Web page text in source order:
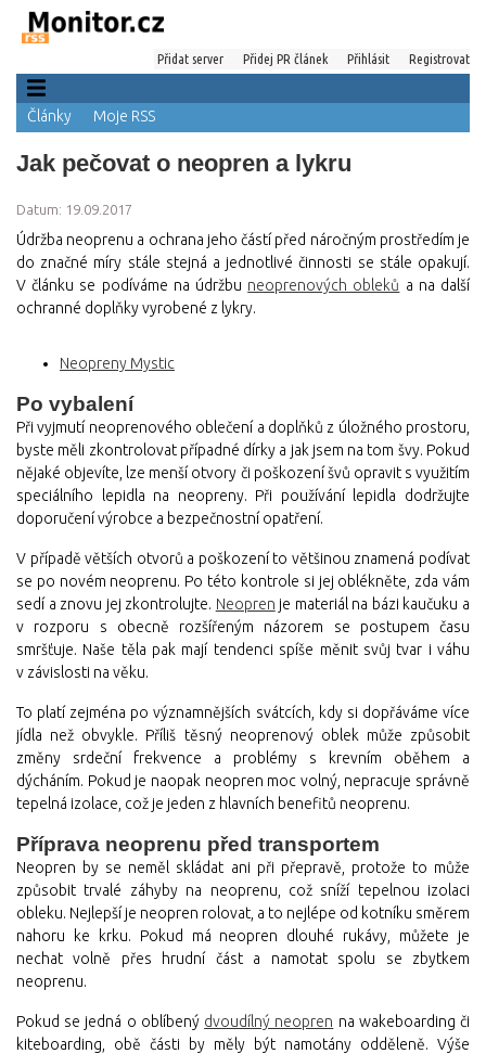
Přidat server Přidej PR článek Přihlásit Registrovat
Články Moje RSS
Jak pečovat o neopren a lykru
Datum: 19.09.2017
Údržba neoprenu a ochrana jeho částí před náročným prostředím je
do značné míry stále stejná a jednotlivé činnosti se stále opakují.
V článku se podíváme na údržbu neoprenových obleků a na další
ochranné doplňky vyrobené z lykry.
Neopreny Mystic
Po vybalení
Při vyjmutí neoprenového oblečení a doplňků z úložného prostoru,
byste měli zkontrolovat případné dírky a jak jsem na tom švy. Pokud
nějaké objevíte, lze menší otvory či poškození švů opravit s využitím
speciálního lepidla na neopreny. Při používání lepidla dodržujte
doporučení výrobce a bezpečnostní opatření.
V případě větších otvorů a poškození to většinou znamená podívat
se po novém neoprenu. Po této kontrole si jej oblékněte, zda vám
sedí a znovu jej zkontrolujte. Neopren je materiál na bázi kaučuku a
v rozporu s obecně rozšířeným názorem se postupem času
smršťuje. Naše těla pak mají tendenci spíše měnit svůj tvar i váhu
v závislosti na věku.
To platí zejména po významnějších svátcích, kdy si dopřáváme více
jídla než obvykle. Příliš těsný neoprenový oblek může způsobit
změny srdeční frekvence a problémy s krevním oběhem a
dýcháním. Pokud je naopak neopren moc volný, nepracuje správně
tepelná izolace, což je jeden z hlavních benefitů neoprenu.
Příprava neoprenu před transportem
Neopren by se neměl skládat ani při přepravě, protože to může
způsobit trvalé záhyby na neoprenu, což sníží tepelnou izolaci
obleku. Nejlepší je neopren rolovat, a to nejlépe od kotníku směrem
nahoru ke krku. Pokud má neopren dlouhé rukávy, můžete je
nechat volně přes hrudní část a namotat spolu se zbytkem
neoprenu.
Pokud se jedná o oblíbený dvoudílný neopren na wakeboarding či
kiteboarding, obě části by měly být namotány odděleně. Výše